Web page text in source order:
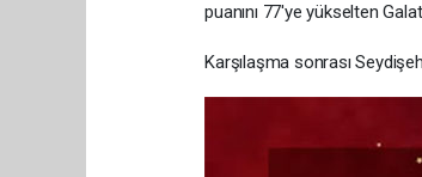
puanını 77'ye yükselten
Karşılaşma sonrası